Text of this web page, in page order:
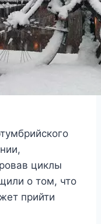
циклы
о том, что
прийти